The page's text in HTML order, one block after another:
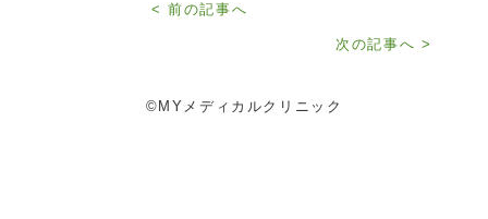
< 前の記事へ
次の記事へ >
©MYメディカルクリニック